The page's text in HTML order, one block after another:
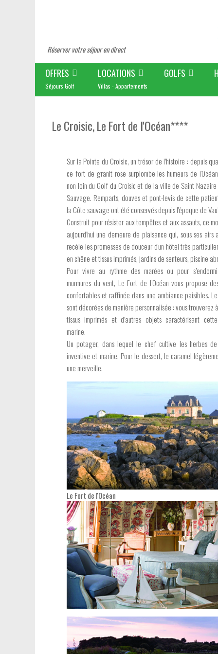
Réserver votre séjour en direct
OFFRES
Séjours Golf
LOCATIONS
Villas - Appartements
GOLFS
Le Croisic, Le Fort de l'Océan****
Sur la Pointe du Croisic, un trésor de l’histoire : depuis
ce fort de granit rose surplombe les humeurs de
non loin du Golf du Croisic et de la ville de Saint
Sauvage. Remparts, douves et pont-levis de cette
la Côte sauvage ont été conservés depuis l'époque de
Construit pour résister aux tempêtes et aux assauts, ce
aujourd’hui une demeure de plaisance qui, sous ses airs
recèle les promesses de douceur d'un hôtel très
en chêne et tissus imprimés, jardins de senteurs, piscine
Pour vivre au rythme des marées ou pour
murmures du vent, Le Fort de l’Océan vous propose
confortables et raffinée dans une ambiance paisibles.
sont décorées de manière personnalisée : vous trouverez
tissus imprimés et d’autres objets caractérisant
marine.
Un potager, dans lequel le chef cultive les herbes
inventive et marine. Pour le dessert, le caramel
une merveille.
Le Fort de l'Océan